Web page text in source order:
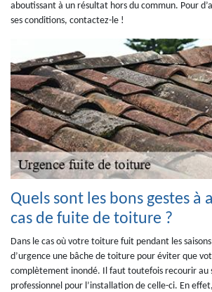
aboutissant à un résultat hors du commun. Pour
ses conditions, contactez-le !
Quels sont les bons gestes à
cas de fuite de toiture ?
Dans le cas où votre toiture fuit pendant les
d’urgence une bâche de toiture pour éviter que
complètement inondé. Il faut toutefois recourir au
professionnel pour l’installation de celle-ci. En